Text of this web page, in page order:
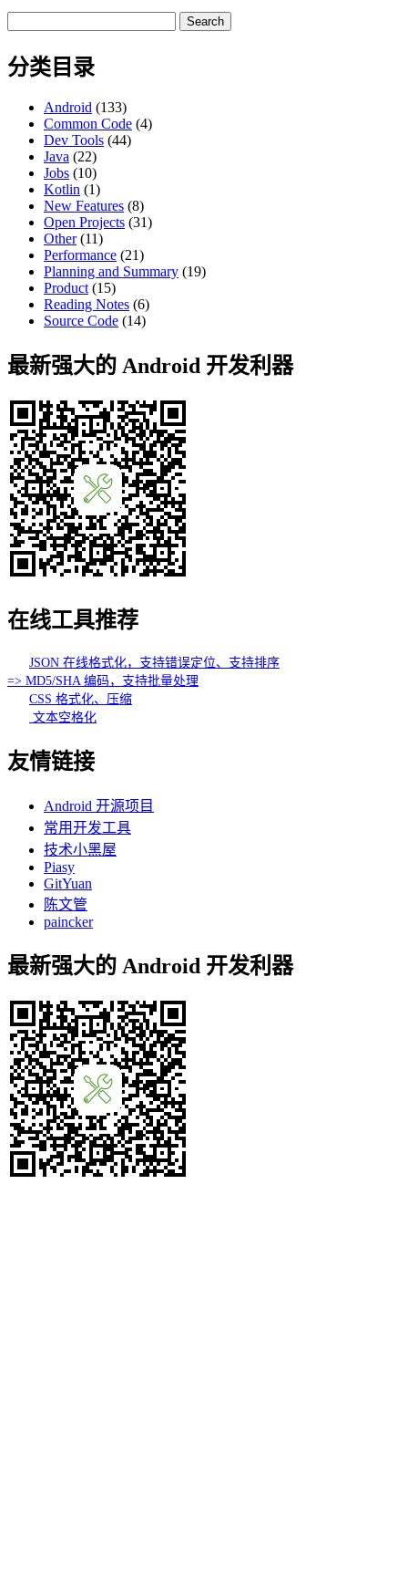
for:
分类目录
Android (133)
Common Code (4)
Dev Tools (44)
Java (22)
Jobs (10)
Kotlin (1)
New Features (8)
Open Projects (31)
Other(11)
Performance (21)
Planning and Summary (19)
Product (15)
Reading Notes (6)
Source Code (14)
最新强大的 Android 开发利器
在线工具推荐
JSON 在线格式化，支持错误定位、支持排序
=> MD5/SHA 编码，支持批量处理
CSS 格式化、压缩
文本空格化
友情链接
Android 开源项目
常用开发工具
技术小黑屋
Piasy
GitYuan
陈文管
paincker
最新强大的 Android 开发利器